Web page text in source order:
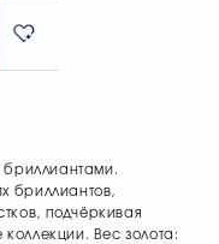
бриллиантами.
бриллиантов,
подчёркивая
Вес золота: